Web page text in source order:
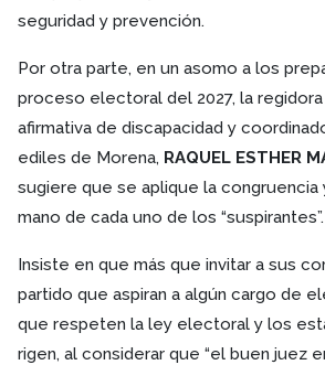
seguridad y prevención.
Por otra parte, en un asomo a los
proceso electoral del 2027, la
afirmativa de discapacidad y
ediles de Morena, RAQUEL ESTHER
sugiere que se aplique la congruencia
mano de cada uno de los “suspirantes”.
Insiste en que más que invitar a sus
partido que aspiran a algún cargo de
que respeten la ley electoral y los
rigen, al considerar que “el buen juez